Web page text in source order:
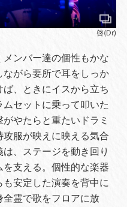
啓(Dr)
ンバー達の個性もかな
がら要所で耳をしっか
、ときにイスから立ち
セットに乗って叩いた
やたらと重たいドラミ
服が映えに映える気合
、ステージを動き回り
支える。個性的な楽器
安定した演奏を背中に
霊で歌をフロアに放